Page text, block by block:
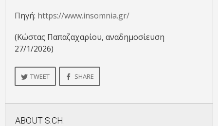
Πηγή: https://www.insomnia.gr/
(Κώστας Παπαζαχαρίου, αναδημοσίευση
27/1/2026)
TWEET SHARE
ABOUT S.CH.